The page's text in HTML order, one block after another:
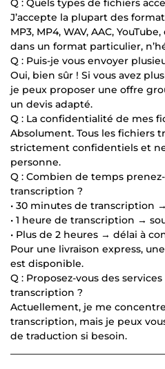
Q : Quels types de fichiers
J’accepte la plupart des
MP3, MP4, WAV, AAC,
dans un format particulier,
Q : Puis-je vous envoyer
Oui, bien sûr ! Si vous avez
je peux proposer une offre
un devis adapté.
Q : La confidentialité de mes
Absolument. Tous les fichiers
strictement confidentiels et
personne.
Q : Combien de temps
transcription ?
• 30 minutes de transcription
• 1 heure de transcription →
• Plus de 2 heures → délai à
Pour une livraison express,
est disponible.
Q : Proposez-vous des
transcription ?
Actuellement, je me
transcription, mais je peux
de traduction si besoin.